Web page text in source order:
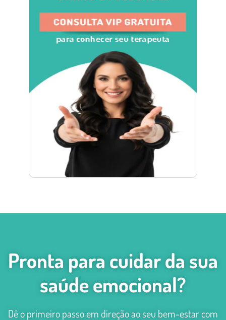
Pronta para cuidar da sua
saúde emocional?
Dê o primeiro passo em direção ao seu bem-estar com